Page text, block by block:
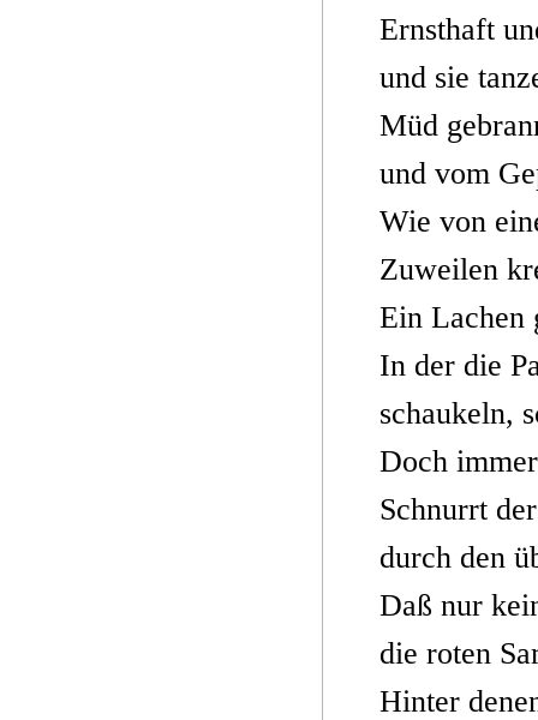
Ernsthaft
und sie
Müd
und vom
Wie von
Zuweilen
Ein Lachen
In der die
schaukeln,
Doch
Schnurrt
durch den
Daß nur
die roten
Hinter